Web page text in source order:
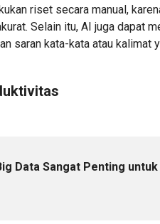
riset secara manual,
Selain itu, AI juga dapat
saran kata-kata atau kalimat
Data Sangat Penting